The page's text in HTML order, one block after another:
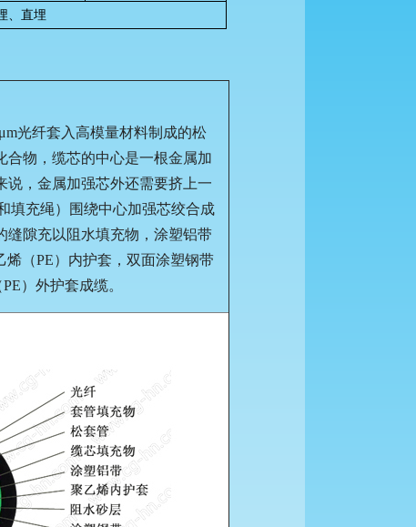
、直埋
光纤套入高模量材料制成的松
合物，缆芯的中心是一根金属加
说，金属加强芯外还需要挤上一
填充绳）围绕中心加强芯绞合成
缝隙充以阻水填充物，涂塑铝带
烯（PE）内护套，双面涂塑钢带
）外护套成缆。